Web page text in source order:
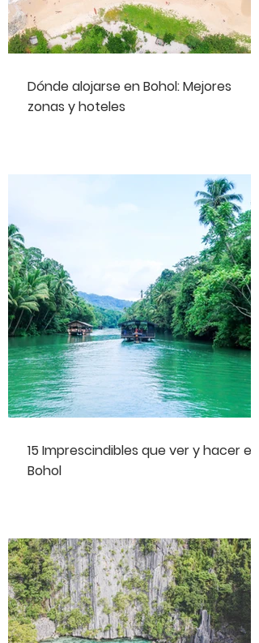
Dónde alojarse en Bohol: Mejores
zonas y hoteles
15 Imprescindibles que ver y hacer en
Bohol